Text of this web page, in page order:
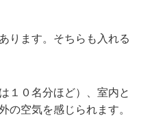
ります。そちらも入れる
１０名分ほど）、室内と
の空気を感じられます。